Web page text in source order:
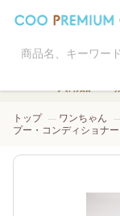
トップ ワンちゃん
プー・コンディショナー